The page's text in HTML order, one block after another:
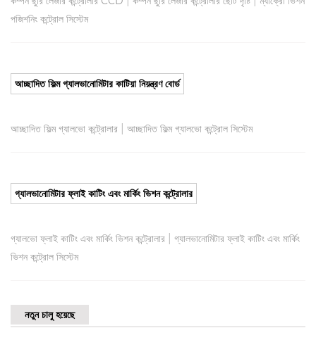
পজিশনিং কন্ট্রোল সিস্টেম
আচ্ছাদিত ফিল্ম গ্যালভানোমিটার কাটিয়া নিয়ন্ত্রণ বোর্ড
আচ্ছাদিত ফিল্ম গ্যালভো কন্ট্রোলার আচ্ছাদিত ফিল্ম গ্যালভো কন্ট্রোল সিস্টেম
গ্যালভানোমিটার ফ্লাই কাটিং এবং মার্কিং ভিশন কন্ট্রোলার
গ্যালভো ফ্লাই কাটিং এবং মার্কিং ভিশন কন্ট্রোলার
গ্যালভানোমিটার ফ্লাই কাটিং এবং মার্কিং
ভিশন কন্ট্রোল সিস্টেম
নতুন চালু হয়েছে